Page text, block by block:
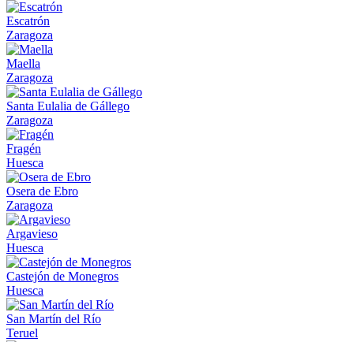
Escatrón
Zaragoza
Maella
Zaragoza
Santa Eulalia de Gállego
Zaragoza
Fragén
Huesca
Osera de Ebro
Zaragoza
Argavieso
Huesca
Castejón de Monegros
Huesca
San Martín del Río
Teruel